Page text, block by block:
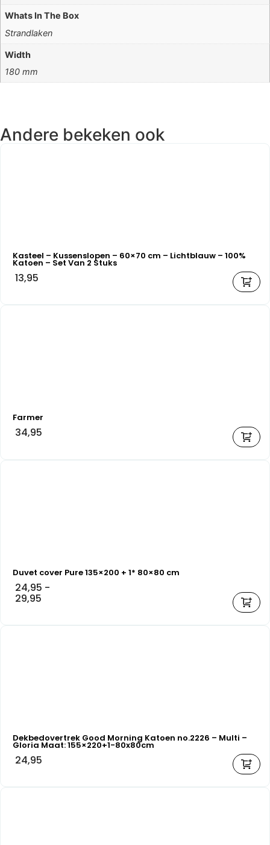
Whats In The Box
Strandlaken
Width
180 mm
Andere bekeken ook
Kasteel – Kussenslopen – 60×70 cm – Lichtblauw – 100%
Katoen – Set Van 2 Stuks
13,95
Farmer
34,95
Duvet cover Pure 135×200 + 1* 80×80 cm
24,95 -
29,95
Dekbedovertrek Good Morning Katoen no.2226 – Multi –
Gloria Maat: 155×220+1-80x80cm
24,95